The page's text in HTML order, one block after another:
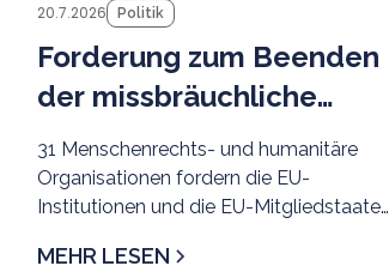
20.7.2026 Politik
Forderung zum Beenden
der missbräuchliche
Zusammenarbeit der EU
mit libyschen Behörden
31 Menschenrechts- und humanitäre
Organisationen fordern die EU-
Institutionen und die EU-Mitgliedstaaten
mit libyschen Behörden bei der
MEHR LESEN